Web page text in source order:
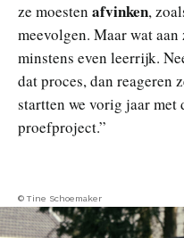
ze moesten afvinken,
meevolgen. Maar wat
minstens even leerrijk.
dat proces, dan reageren
startten we vorig jaar met
proefproject.”
© Tine Schoemaker